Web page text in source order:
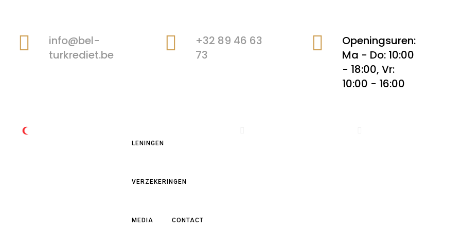
info@bel-
turkrediet.be
+32 89 46 63
73
Openingsuren:
Ma - Do: 10:00
- 18:00, Vr:
10:00 - 16:00
LENINGEN
VERZEKERINGEN
MEDIA CONTACT